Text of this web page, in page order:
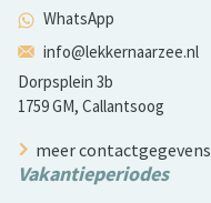
WhatsApp
info@lekkernaarzee.nl
Dorpsplein 3b
1759 GM, Callantsoog
meer contactgegevens
Vakantieperiodes